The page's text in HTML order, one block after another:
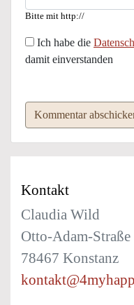
Bitte mit http://
Ich habe die
damit einverstanden
Kommentar
Kontakt
Claudia Wild
Otto-Adam-Straße
78467 Konstanz